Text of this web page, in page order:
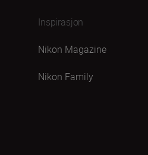
Inspirasjon
Nikon Magazine
Nikon Family